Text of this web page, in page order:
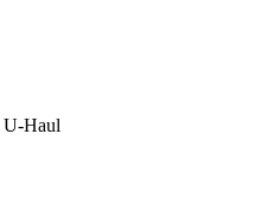
U-Haul